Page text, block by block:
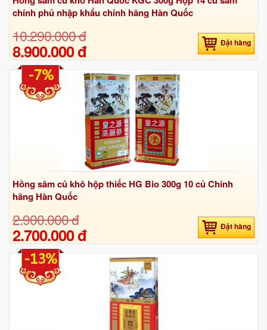
chính phủ nhập khẩu chính hãng Hàn Quốc
10.290.000 đ
8.900.000 đ Đặt hàng
Hồng sâm củ khô hộp thiếc HG Bio 300g 10 củ Chính
hãng Hàn Quốc
2.900.000 đ
2.700.000 đ Đặt hàng
-7%
-13%